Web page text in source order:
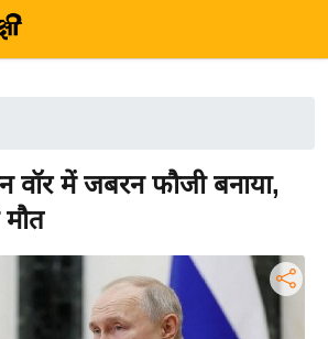
वॉर में जबरन फौजी बनाया,
मौत